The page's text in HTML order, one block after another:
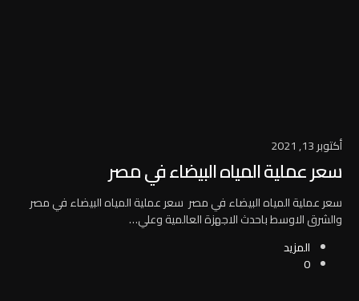
أكتوبر 13, 2021
سعر عملية المياه البيضاء في مصر
سعر عملية المياه البيضاء في مصر سعر عملية المياه البيضاء في مصر
والشرق الاوسط باحدث الاجهزة العالمية وعلي…
المزيد
0